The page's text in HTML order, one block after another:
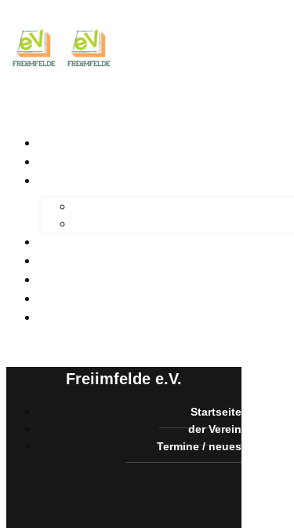
Freiimfelde e.V.
Startseite
der Verein
Termine / neues